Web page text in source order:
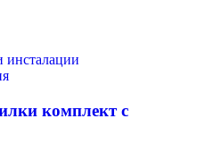
комплект с